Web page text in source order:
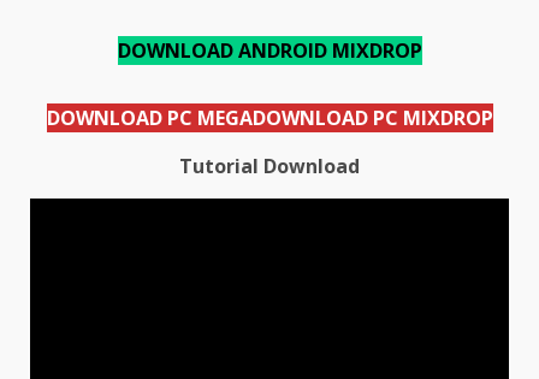
DOWNLOAD ANDROID MIXDROP
DOWNLOAD PC MEGADOWNLOAD PC MIXDROP
Tutorial Download